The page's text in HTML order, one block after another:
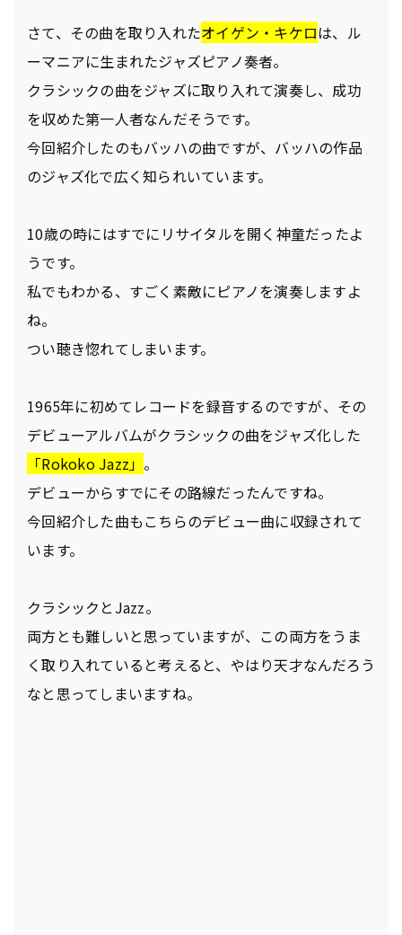
さて、その曲を取り入れたオイゲン・キケロは、ル
ーマニアに生まれたジャズピアノ奏者。
クラシックの曲をジャズに取り入れて演奏し、成功
を収めた第一人者なんだそうです。
今回紹介したのもバッハの曲ですが、バッハの作品
のジャズ化で広く知られいています。
10歳の時にはすでにリサイタルを開く神童だったよ
うです。
私でもわかる、すごく素敵にピアノを演奏しますよ
ね。
つい聴き惚れてしまいます。
1965年に初めてレコードを録音するのですが、その
デビューアルバムがクラシックの曲をジャズ化した
「Rokoko Jazz」 。
デビューからすでにその路線だったんですね。
今回紹介した曲もこちらのデビュー曲に収録されて
います。
クラシックとJazz。
両方とも難しいと思っていますが、この両方をうま
く取り入れていると考えると、やはり天才なんだろう
なと思ってしまいますね。